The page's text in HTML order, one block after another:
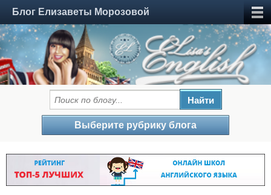
Блог Елизаветы Морозовой
Выберите рубрику блога